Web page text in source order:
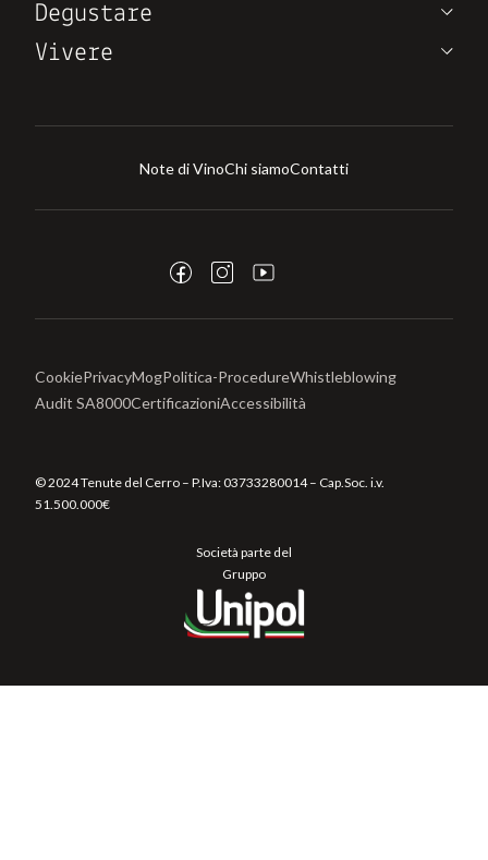
Degustare
Vivere
Note di VinoChi siamoContatti
CookiePrivacyMogPolitica-ProcedureWhistleblowing
Audit SA8000CertificazioniAccessibilità
Società parte del
Gruppo
© 2024 Tenute del Cerro – P.Iva:03733280014– Cap.Soc. i.v.
51.500.000€